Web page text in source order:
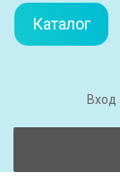
Каталог
Вход